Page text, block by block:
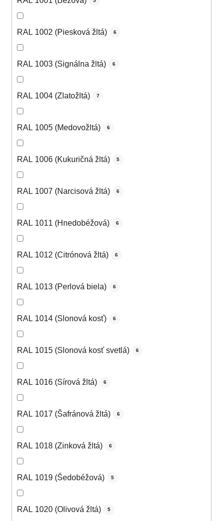
RAL 1002 (Piesková žltá) 6
RAL 1003 (Signálna žltá) 6
RAL 1004 (Zlatožltá) 7
RAL 1005 (Medovožltá) 6
RAL 1006 (Kukuričná žltá) 5
RAL 1007 (Narcisová žltá) 6
RAL 1011 (Hnedobéžová) 6
RAL 1012 (Citrónová žltá) 6
RAL 1013 (Perlová biela) 6
RAL 1014 (Slonová kosť) 6
RAL 1015 (Slonová kosť svetlá) 6
RAL 1016 (Sírová žltá) 6
RAL 1017 (Šafránová žltá) 6
RAL 1018 (Zinková žltá) 6
RAL 1019 (Šedobéžová) 5
RAL 1020 (Olivová žltá) 5